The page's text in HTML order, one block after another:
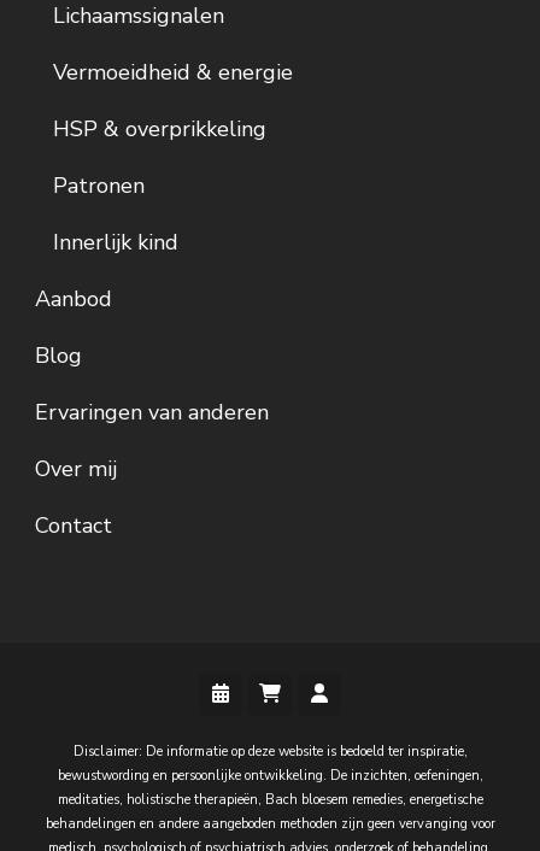
Lichaamssignalen
Vermoeidheid & energie
HSP & overprikkeling
Patronen
Innerlijk kind
Aanbod
Blog
Ervaringen van anderen
Over mij
Contact
Disclaimer: De informatie op deze website is bedoeld ter inspiratie,
bewustwording en persoonlijke ontwikkeling. De inzichten, oefeningen,
meditaties, holistische therapieën, Bach bloesem remedies, energetische
behandelingen en andere aangeboden methoden zijn geen vervanging voor